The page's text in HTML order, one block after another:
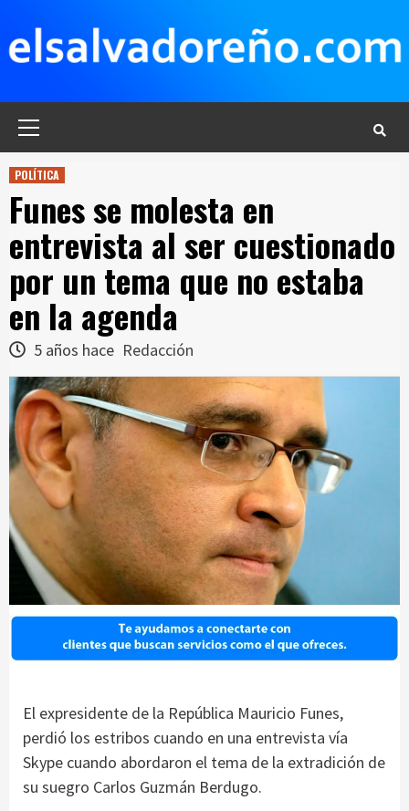
contenido
POLÍTICA
Funes se molesta en
entrevista al ser cuestionado
por un tema que no estaba
en la agenda
5 años hace Redacción
El expresidente de la República Mauricio Funes,
perdió los estribos cuando en una entrevista vía
Skype cuando abordaron el tema de la extradición de
su suegro Carlos Guzmán Berdugo.